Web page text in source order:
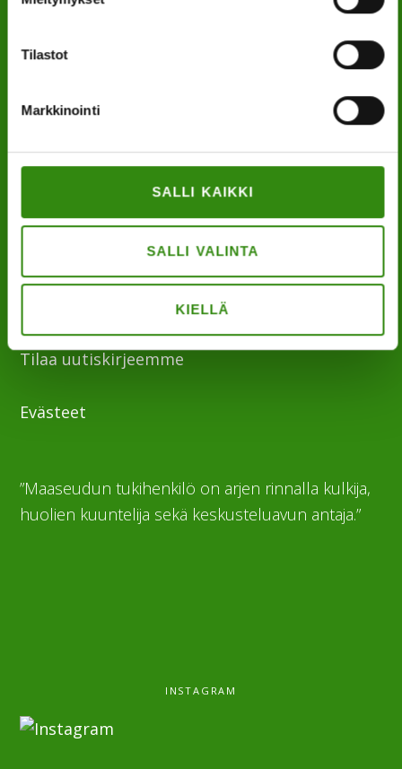
Tilastot
Markkinointi
SALLI KAIKKI
SALLI VALINTA
KIELLÄ
00180 Helsinki
puh.0400 789 481
mia.kalpa@tukihenkilo.fi
Tukihenkilöiden tupa
Saavutettavuusseloste
Tilaa uutiskirjeemme
Evästeet
”Maaseudun tukihenkilö on arjen rinnalla kulkija,
huolien kuuntelija sekä keskusteluavun antaja.”
INSTAGRAM